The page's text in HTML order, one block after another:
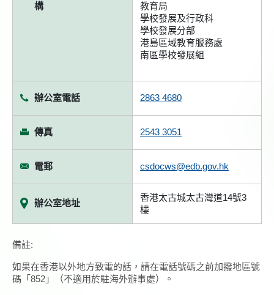
構
教育局
學校發展及行政科
學校發展分部
港島區域教育服務處
南區學校發展組
辦公室電話 2863 4680
傳真 2543 3051
電郵 csdocws@edb.gov.hk
辦公室地址
香港太古城太古灣道14號3
樓
備註:
如果在香港以外地方致電的話，請在電話號碼之前加撥地區號
碼「852」（不適用於駐海外辦事處）。